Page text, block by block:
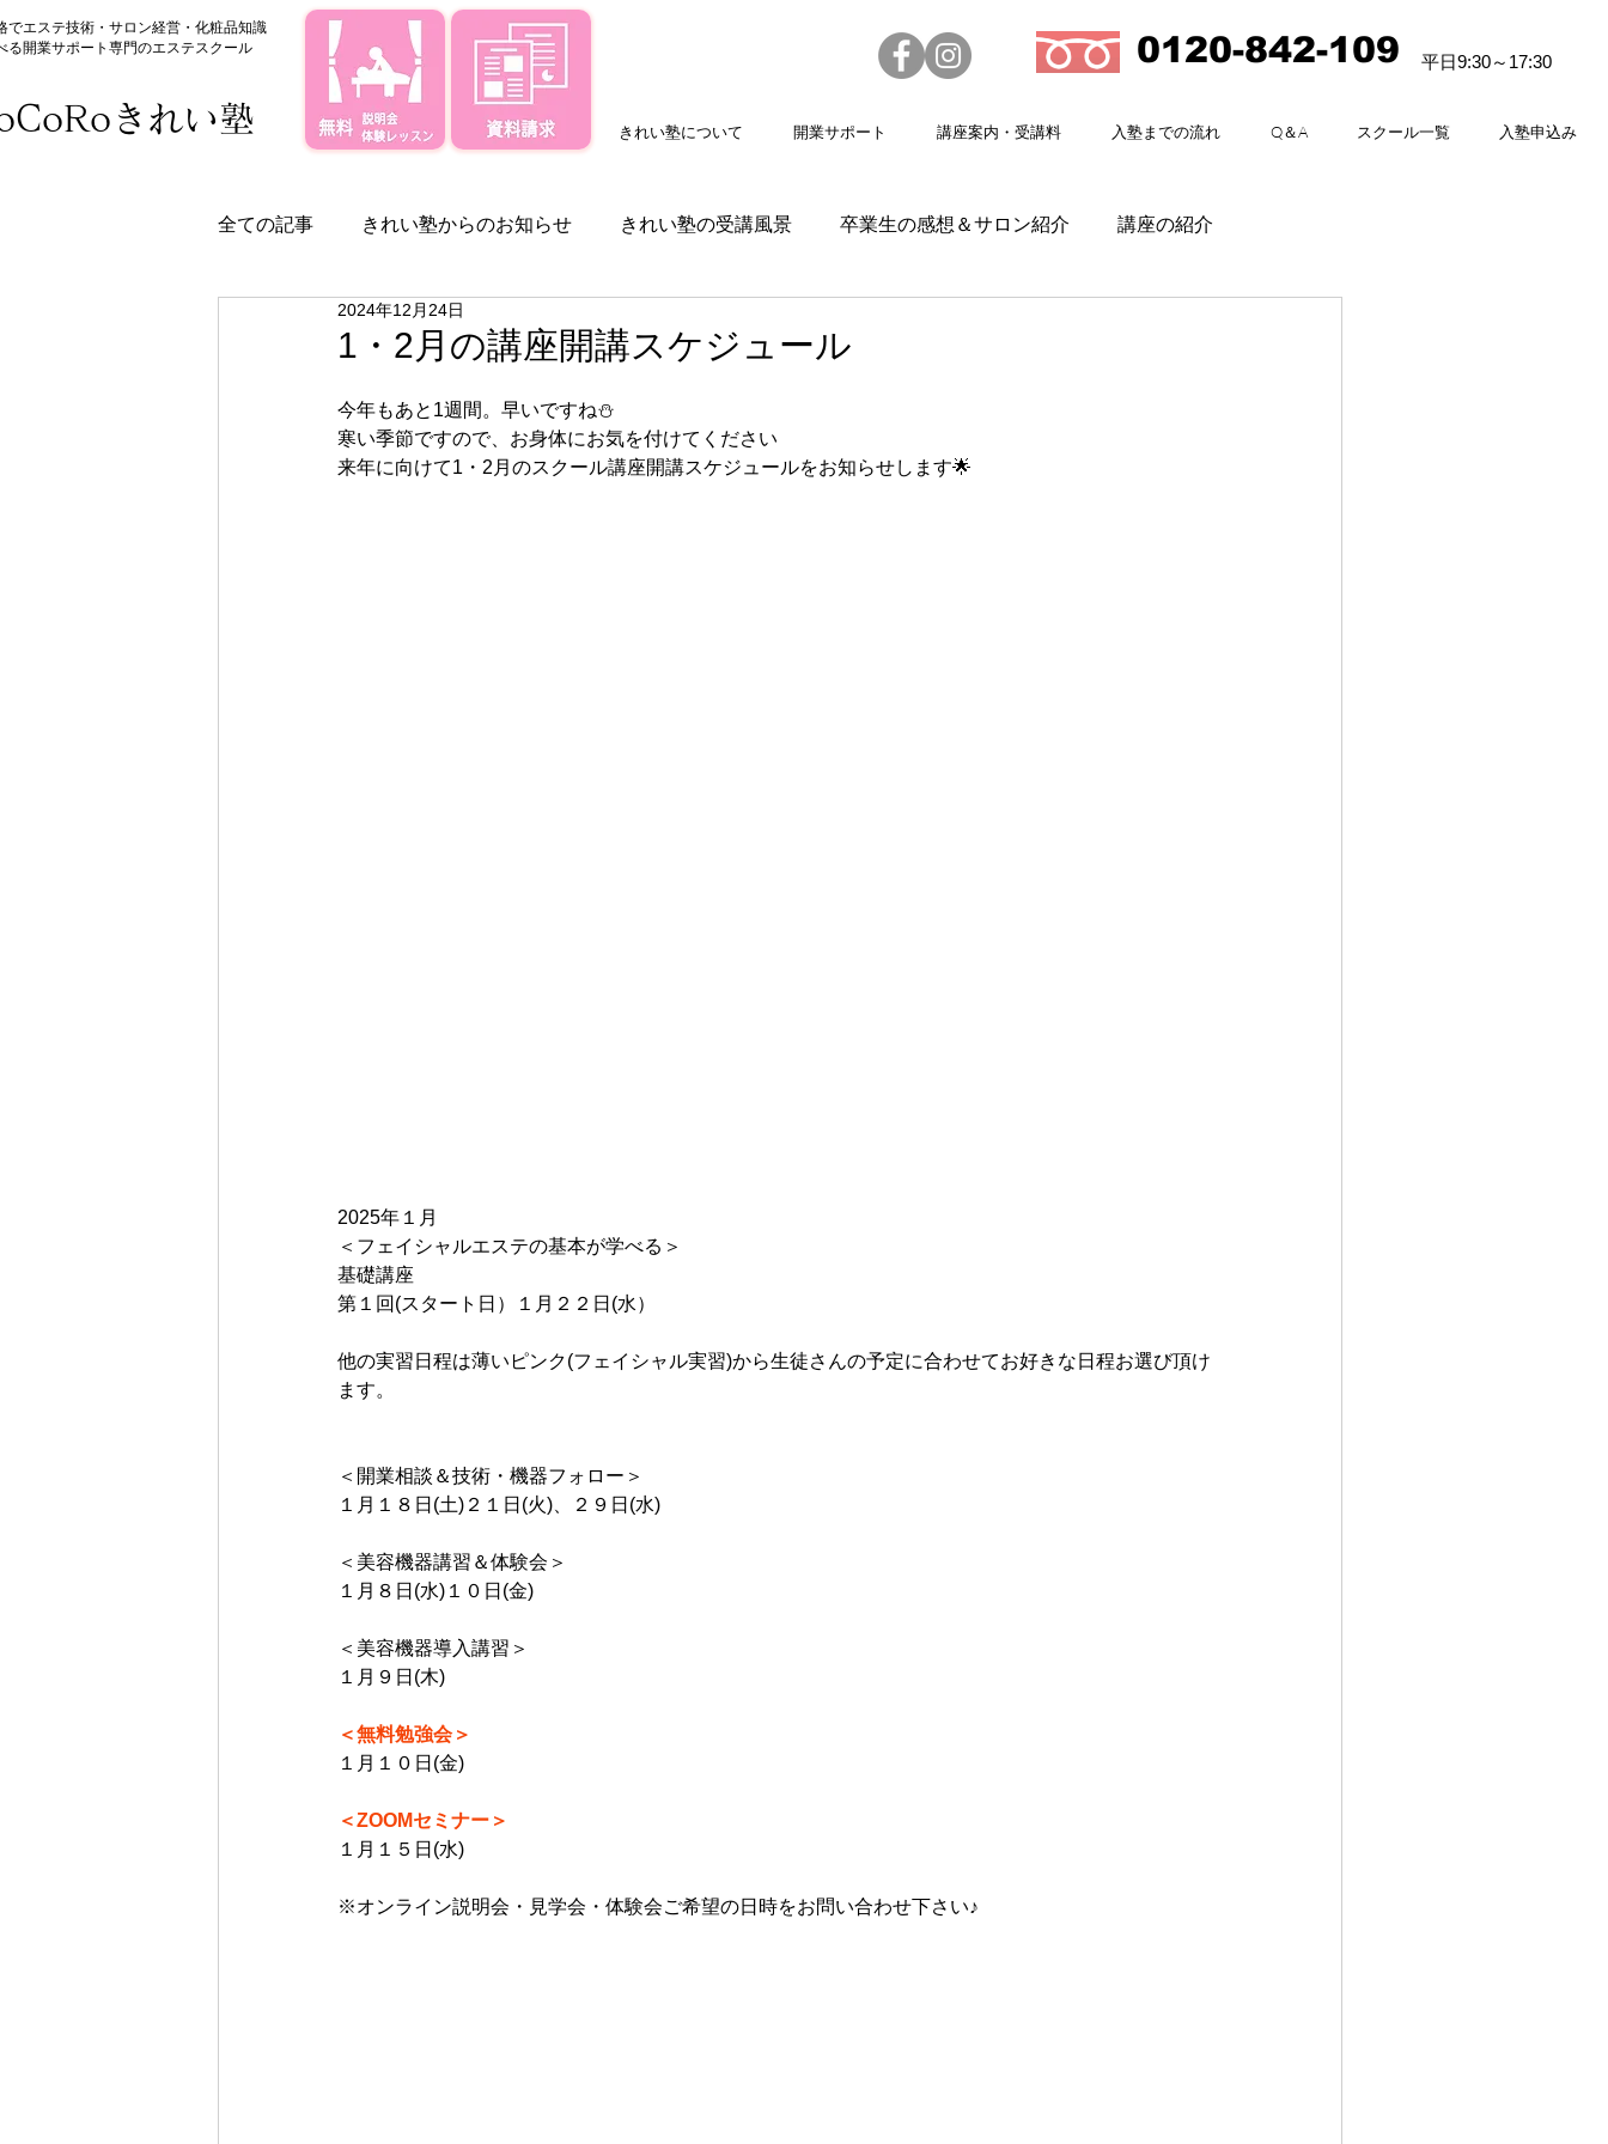
でエステ技術・サロン経営・化粧品知識
る​開業サポート専門のエステスクール
きれい塾
平日9:30～17:30
0120-842-109
きれい塾について 開業サポート 講座案内・受講料 入塾までの流れ Q＆A スクール一覧 入塾申込み
全ての記事 きれい塾からのお知らせ きれい塾の受講風景 卒業生の感想＆サロン紹介 講座の紹介
きれい塾のサポート体制
1・2月の講座開講スケジュール
2024年12月24日
今年もあと1週間。早いですね⛄
寒い季節ですので、お身体にお気を付けてください
来年に向けて1・2月のスクール講座開講スケジュールをお知らせします🌟
2025年１月
＜フェイシャルエステの基本が学べる＞
基礎講座
第１回(スタート日）１月２２日(水）
他の実習日程は薄いピンク(フェイシャル実習)から生徒さんの予定に合わせてお好きな日程お選び頂け
ます。
＜開業相談＆技術・機器フォロー＞
１月１８日(土)２１日(火)、２９日(水)
＜美容機器講習＆体験会＞
１月８日(水)１０日(金)
＜美容機器導入講習＞
１月９日(木)
＜無料勉強会＞
１月１０日(金)
＜ZOOMセミナー＞
１月１５日(水)
※オンライン説明会・見学会・体験会ご希望の日時をお問い合わせ下さい♪